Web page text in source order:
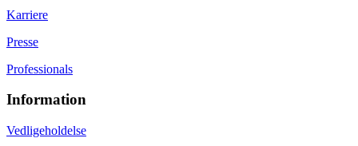
Karriere
Presse
Professionals
Information
Vedligeholdelse